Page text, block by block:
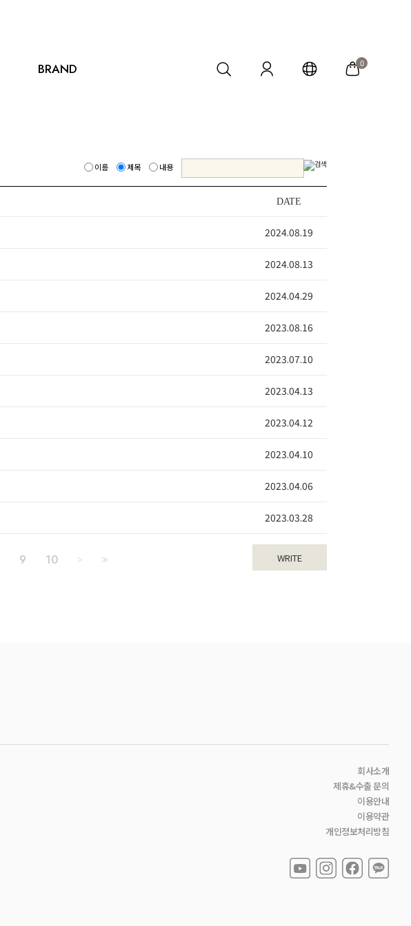
BRAND 0
이름 제목 내용
DATE
2024.08.19
2024.08.13
2024.04.29
2023.08.16
2023.07.10
2023.04.13
2023.04.12
2023.04.10
2023.04.06
2023.03.28
WRITE
9 10 > >>
회사소개
제휴&수출 문의
이용안내
이용약관
개인정보처리방침